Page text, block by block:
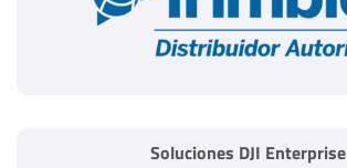
Soluciones DJI Enterprise